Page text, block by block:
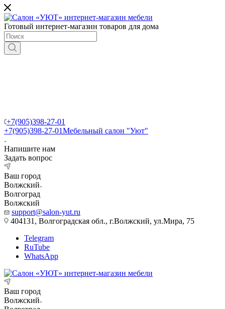
Готовый интернет-магазин товаров для дома
+7(905)398-27-01
+7(905)398-27-01Мебельный салон "Уют"
Напишите нам
Задать вопрос
Ваш город
Волжский
Волгоград
Волжский
support@salon-yut.ru
404131, Волгоградская обл., г.Волжский, ул.Мира, 75
Telegram
RuTube
WhatsApp
Ваш город
Волжский